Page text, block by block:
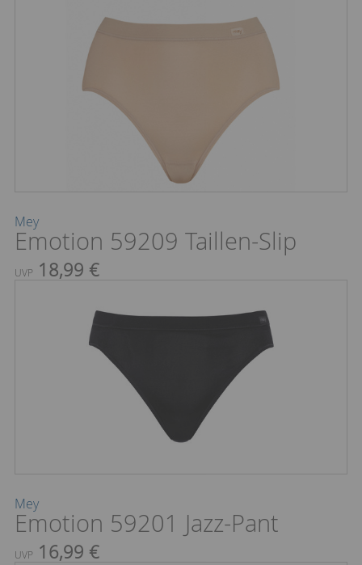
Mey
Emotion 59209 Taillen-Slip
UVP 18,99 €
Mey
Emotion 59201 Jazz-Pant
UVP 16,99 €